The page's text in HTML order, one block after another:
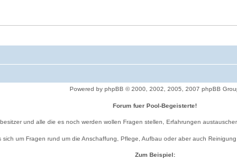
Powered by phpBB © 2000, 2002, 2005, 2007 phpBB
Forum fuer Pool-Begeisterte!
und alle die es noch werden wollen Fragen stellen, Erfahrungen
sich um Fragen rund um die Anschaffung, Pflege, Aufbau oder aber auch
Zum Beispiel: